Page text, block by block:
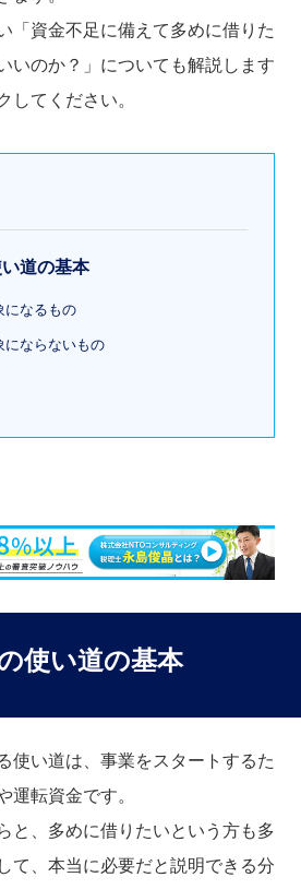
「資金不足に備えて多めに借りた
いのか？」についても解説します
してください。
道の基本
になるもの
にならないもの
使い道の基本
使い道は、事業をスタートするた
運転資金です。
と、多めに借りたいという方も多
て、本当に必要だと説明できる分